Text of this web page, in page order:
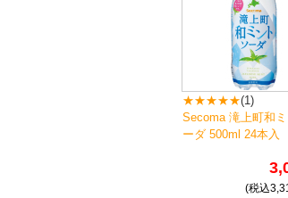
★★★★★(1)
Secoma 滝上町和
ーダ 500ml 24本入
(税込